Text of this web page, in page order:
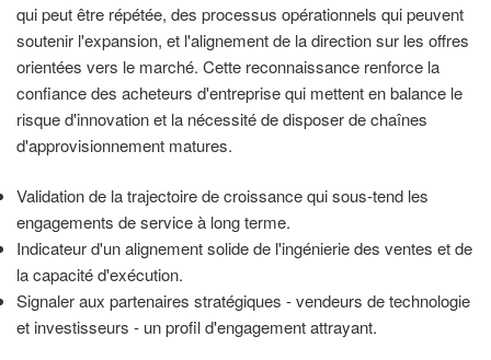
qui peut être répétée, des processus opérationnels qui peuvent
soutenir l'expansion, et l'alignement de la direction sur les offres
orientées vers le marché. Cette reconnaissance renforce la
confiance des acheteurs d'entreprise qui mettent en balance le
risque d'innovation et la nécessité de disposer de chaînes
d'approvisionnement matures.
Validation de la trajectoire de croissance qui sous-tend les
engagements de service à long terme.
Indicateur d'un alignement solide de l'ingénierie des ventes et de
la capacité d'exécution.
Signaler aux partenaires stratégiques - vendeurs de technologie
et investisseurs - un profil d'engagement attrayant.